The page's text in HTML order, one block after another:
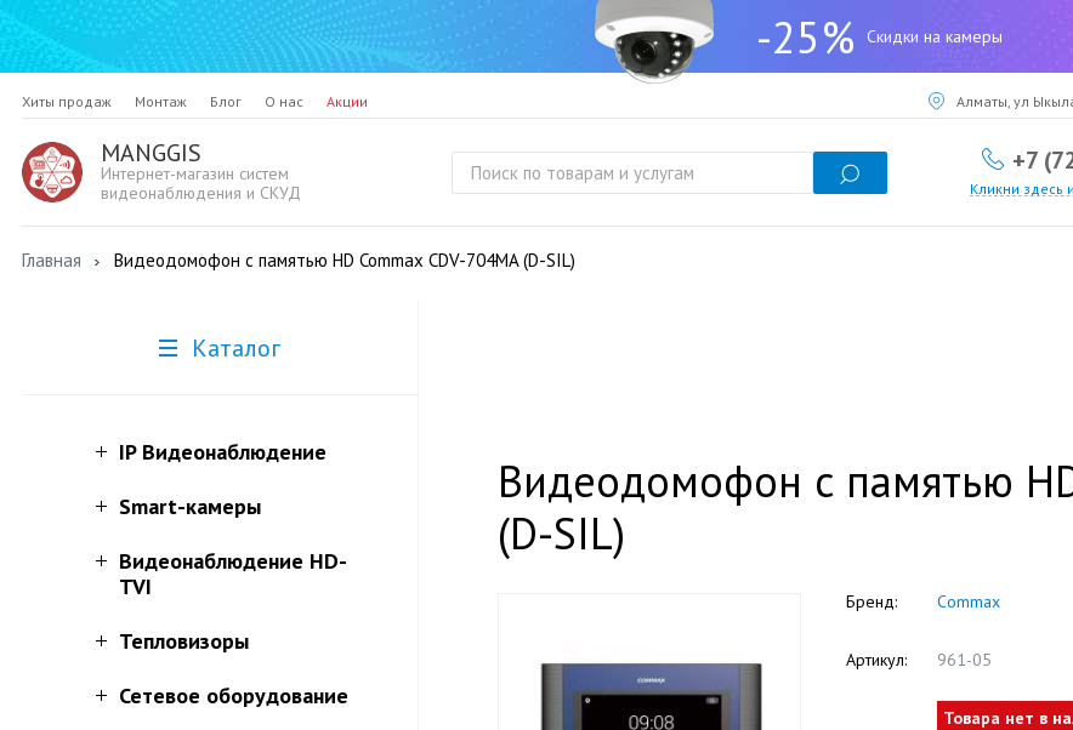
-25% Скидки на камеры
Хиты продаж Монтаж Блог О нас Акции Алматы, ул
MANGGIS
Интернет-магазин систем
видеонаблюдения и СКУД
+7
Кликни здесь
Главная Видеодомофон с памятью HD Commax CDV-704MA (D-SIL)
Каталог
IP Видеонаблюдение
Smart-камеры
Видеонаблюдение HD-
TVI
Тепловизоры
Сетевое оборудование
Видеодомофон с памятью
(D-SIL)
Бренд: Commax
Артикул: 961-05
Товара нет в